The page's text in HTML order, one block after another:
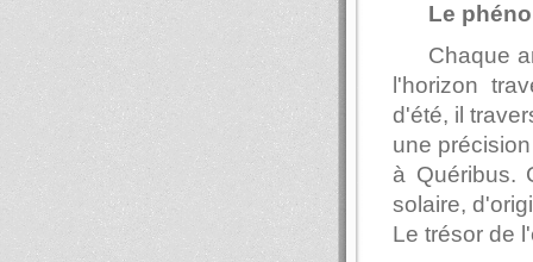
Le
Chaque
l'horizon
d'été, il
une
à Quéribus.
solaire,
Le trésor de